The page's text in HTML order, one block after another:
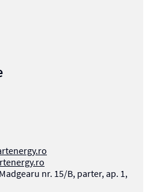
nr. 15/B, parter, ap. 1,